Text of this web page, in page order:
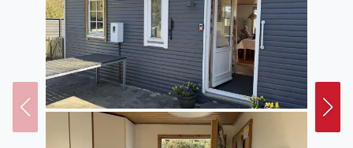
Die Ferienunterkunft liegt auf einem 789 m² großen
Naturgrundstück. Das Grundstück ist eingezäunt. Die
Entfernung zum Meer beträgt 380 m. Die nächste
Einkaufsmöglichkeit liegt 2870 m entfernt. Schaukel.
Sandkasten. Trampolin. Es steht ein Grill zur
Verfügung. Parkplatz auf dem Grundstück.
Einrichtung